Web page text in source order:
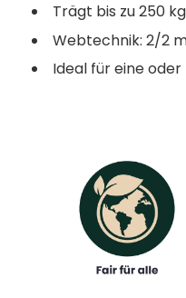
Trägt bis zu 250 kg
Webtechnik: 2/2
Ideal für eine